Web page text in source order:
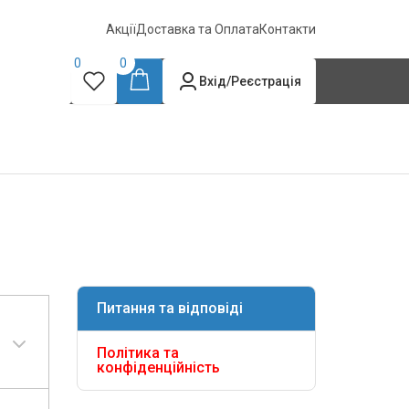
АкціїДоставка та ОплатаКонтакти
0
0
Вхід/Реєстрація
Питання та відповіді
Політика та
конфіденційність